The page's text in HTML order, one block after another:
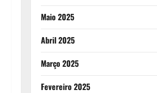
Maio 2025
Abril 2025
Março 2025
Fevereiro 2025